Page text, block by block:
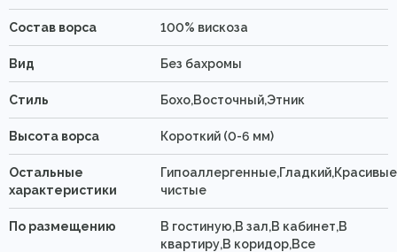
Состав ворса 100% вискоза
Вид Без бахромы
Стиль Бохо,Восточный,Этник
Высота ворса Короткий (0-6 мм)
Остальные
характеристики
чистые
По размещению
В гостиную,В зал,В кабинет,В
квартиру,В коридор,Все